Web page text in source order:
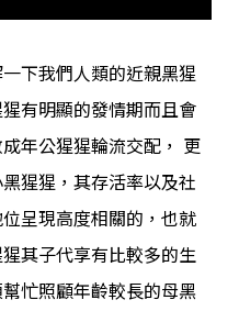
下我們人類的近親黑猩
有明顯的發情期而且會
年公猩猩輪流交配， 更
猩猩，其存活率以及社
呈現高度相關的，也就
其子代享有比較多的生
忙照顧年齡較長的母黑